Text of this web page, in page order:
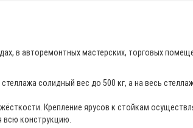
в авторемонтных мастерских, торговых
солидный вес до 500 кг, а на весь
Крепление ярусов к стойкам
всю конструкцию.